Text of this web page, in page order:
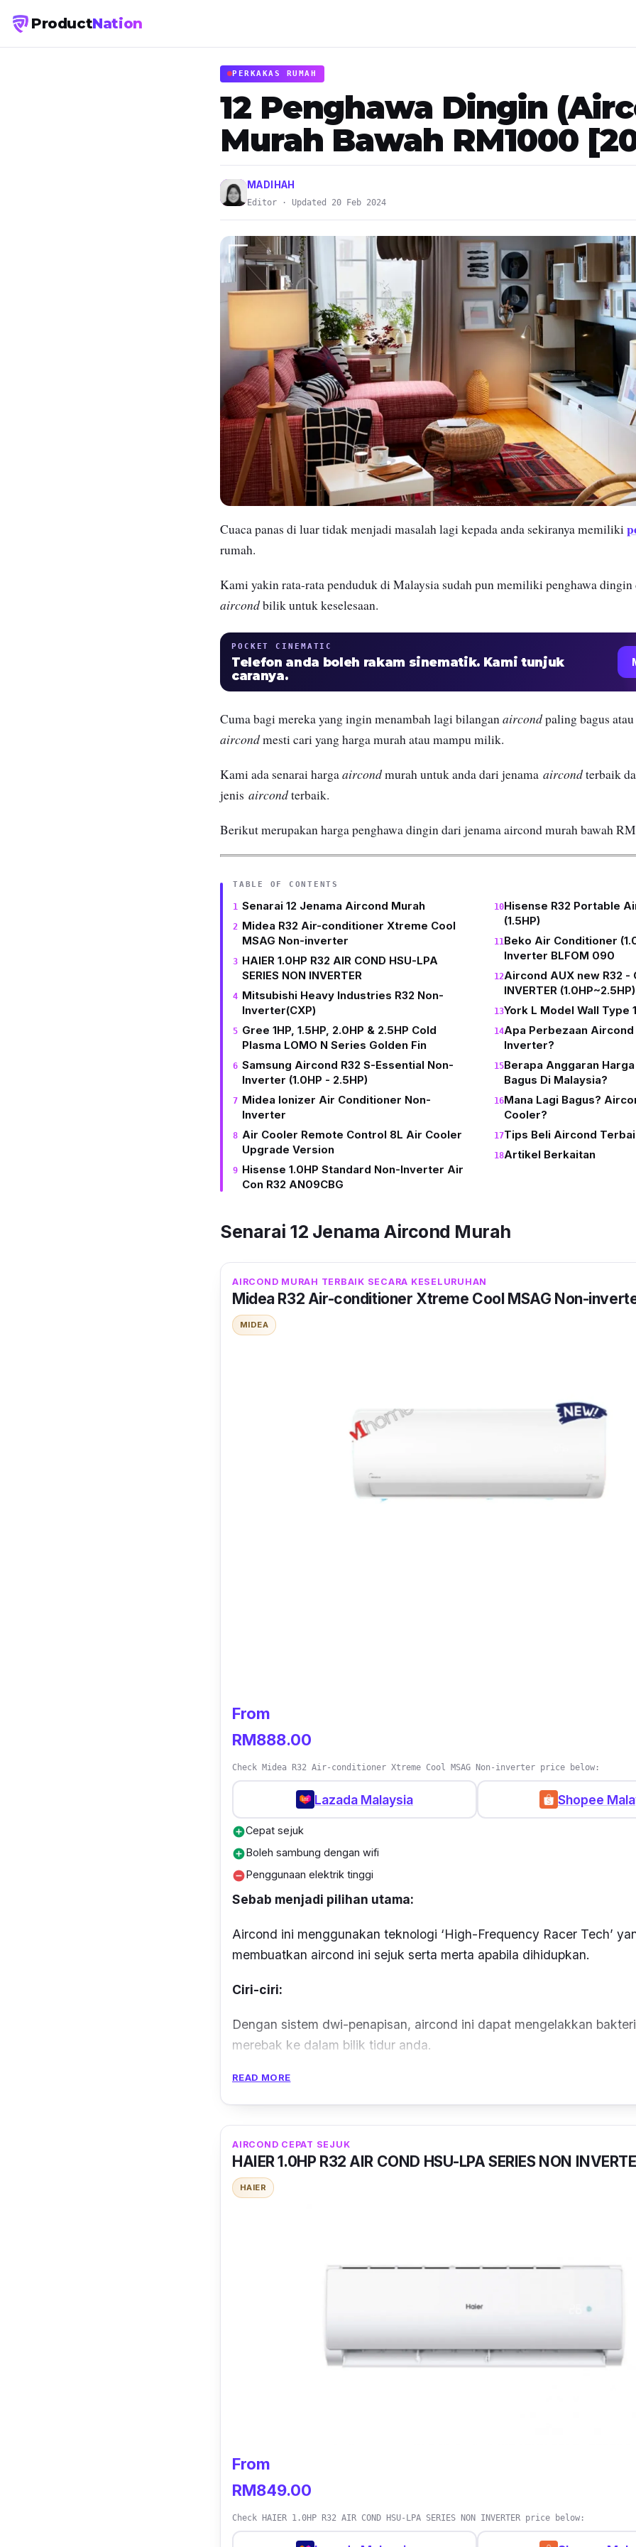
ProductNation
PERKAKAS RUMAH
12 Penghawa Dingin
Murah Bawah RM1000
MADIHAH
Editor · Updated 20 Feb 2024
Cuaca panas di luar tidak menjadi masalah lagi kepada anda sekiranya memiliki
rumah.
Kami yakin rata-rata penduduk di Malaysia sudah pun memiliki penghawa dingin
aircondbilik untuk keselesaan.
POCKET CINEMATIC
Telefon anda boleh rakam sinematik. Kami tunjuk
caranya.
Cuma bagi mereka yang ingin menambah lagi bilanganaircondpaling bagus
aircondmesti cari yang harga murah atau mampu milik.
Kami ada senarai hargaaircondmurah untuk anda dari jenama aircondterbaik
jenis aircondterbaik.
Berikut merupakan harga penghawa dingin dari jenama aircond murah bawah
TABLE OF CONTENTS
Senarai 12 Jenama Aircond Murah
Midea R32 Air-conditioner Xtreme Cool
MSAG Non-inverter
HAIER 1.0HP R32 AIR COND HSU-LPA
SERIES NON INVERTER
Mitsubishi Heavy Industries R32 Non-
Inverter(CXP)
Gree 1HP, 1.5HP, 2.0HP & 2.5HP Cold
Plasma LOMO N Series Golden Fin
Samsung Aircond R32 S-Essential Non-
Inverter (1.0HP - 2.5HP)
Midea Ionizer Air Conditioner Non-
Inverter
Air Cooler Remote Control 8L Air Cooler
Upgrade Version
Hisense 1.0HP Standard Non-Inverter Air
Con R32 AN09CBG
Hisense R32 Portable
(1.5HP)
Beko Air Conditioner
Inverter BLFOM 090
Aircond AUX new R32 -
INVERTER (1.0HP~2.5HP)
York L Model Wall Type
Apa Perbezaan
Inverter?
Berapa Anggaran
Bagus Di Malaysia?
Mana Lagi Bagus?
Cooler?
Tips Beli Aircond
Artikel Berkaitan
Senarai 12 Jenama Aircond Murah
AIRCOND MURAH TERBAIK SECARA KESELURUHAN
Midea R32 Air-conditioner Xtreme Cool MSAG Non-
MIDEA
From
RM888.00
Check Midea R32 Air-conditioner Xtreme Cool MSAG Non-inverter price below:
Lazada Malaysia Shopee
add_circleCepat sejuk
add_circleBoleh sambung dengan wifi
remove_circlePenggunaan elektrik tinggi
Sebab menjadi pilihan utama:
Aircond ini menggunakan teknologi ‘High-Frequency Racer Tech’
membuatkan aircond ini sejuk serta merta apabila dihidupkan.
Ciri-ciri:
Dengan sistem dwi-penapisan, aircond ini dapat mengelakkan
merebak ke dalam bilik tidur anda.
Walaupun harga murah, aircond ini mempunyai aplikasi tersendiri
mengawal suhu dari smartphone anda.
Mekeeps yang mana akan laraskan kekuatan angin mengikut suhu
automatik.
sebab pasang bila perlu saja."
READ MORE
AIRCOND CEPAT SEJUK
HAIER 1.0HP R32 AIR COND HSU-LPA SERIES NON
HAIER
From
RM849.00
Check HAIER 1.0HP R32 AIR COND HSU-LPA SERIES NON INVERTER price below: